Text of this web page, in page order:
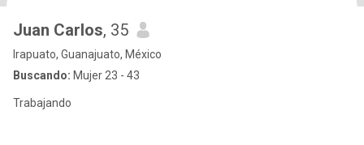
Juan Carlos, 35
Irapuato, Guanajuato, México
Buscando: Mujer 23 - 43
Trabajando